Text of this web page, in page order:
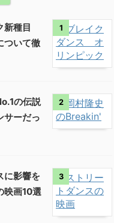
1
新種目
ついて徹
2
の伝説
サーだっ
3
に影響を
映画10選